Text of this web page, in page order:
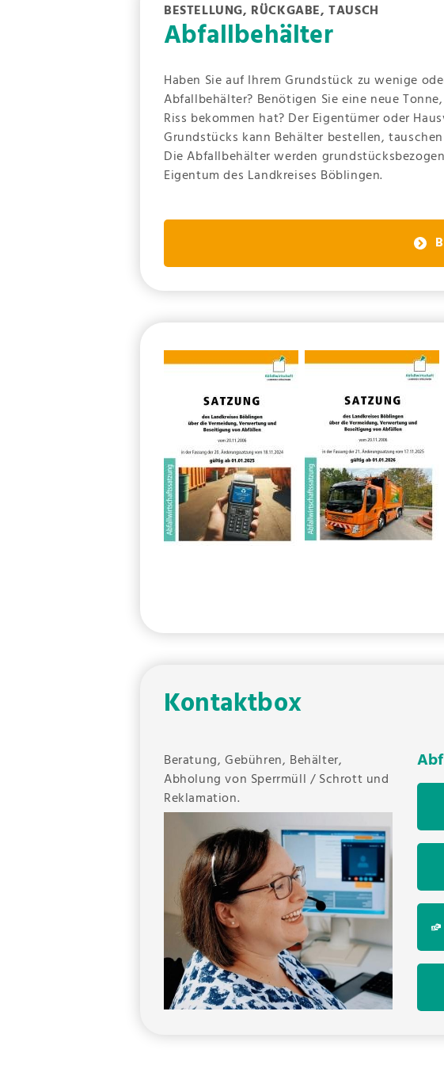
BESTELLUNG, RÜCKGABE, TAUSCH
Abfallbehälter
Haben Sie auf Ihrem Grundstück zu wenige
Abfallbehälter? Benötigen Sie eine neue
Riss bekommen hat? Der Eigentümer oder
Grundstücks kann Behälter bestellen,
Die Abfallbehälter werden
Eigentum des Landkreises Böblingen.
Kontaktbox
Beratung, Gebühren, Behälter,
Abholung von Sperrmüll / Schrott und
Reklamation.